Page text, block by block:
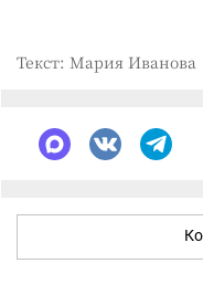
Текст: Мария Иванова